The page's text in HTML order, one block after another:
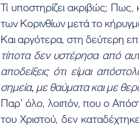
Τί υποστηρίζει ακριβώς;
των Κορινθίων μετά το
Και αργότερα, στη δεύτερη
τίποτα δεν υστέρησα από
αποδείξεις ότι είμαι
σημεία, με θαύματα και με
Παρ' όλο, λοιπόν, που ο
του Χριστού, δεν